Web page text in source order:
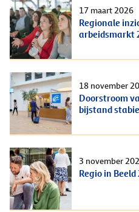
17 maart 2026
Regionale
arbeidsmarkt
18 november
Doorstroom
bijstand
3 november
Regio in